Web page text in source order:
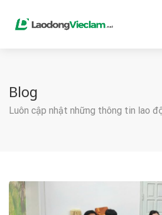
Blog
Luôn cập nhật những thông tin lao